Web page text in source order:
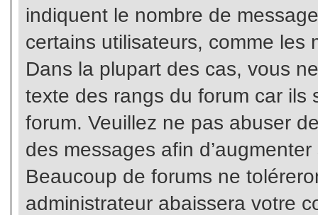
indiquent le nombre de
certains utilisateurs, comme les
Dans la plupart des cas, vous
texte des rangs du forum car ils
forum. Veuillez ne pas abuser
des messages afin
Beaucoup de forums ne
administrateur abaissera votre